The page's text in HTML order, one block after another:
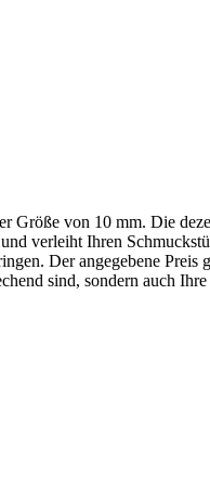
von 10 mm. Die
verleiht Ihren
Der angegebene
sind, sondern auch